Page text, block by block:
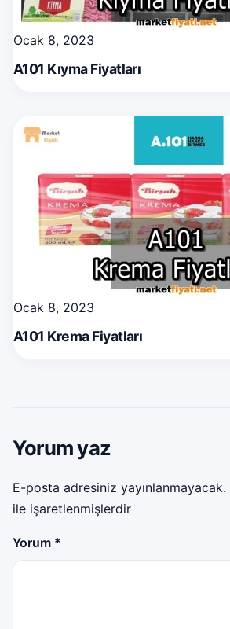
Ocak 8, 2023
A101 Kıyma Fiyatları
Ocak 8, 2023
A101 Krema Fiyatları
Yorum yaz
E-posta adresiniz yayınlanmayacak.
ile işaretlenmişlerdir
Yorum *